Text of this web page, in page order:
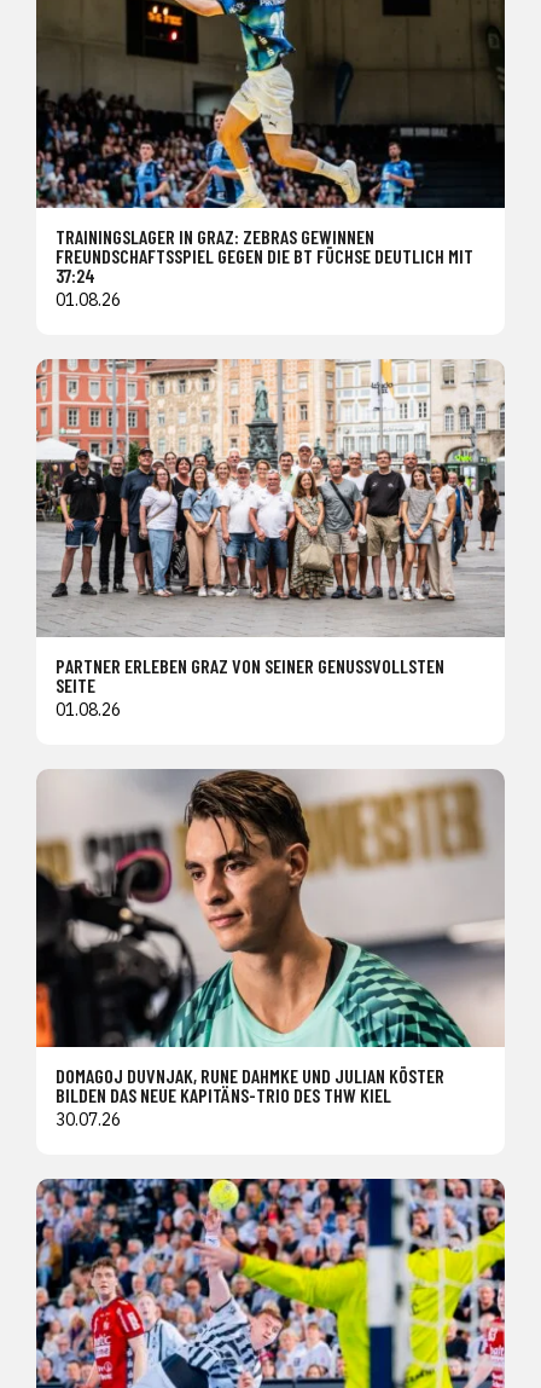
TRAININGSLAGER IN GRAZ: ZEBRAS GEWINNEN
FREUNDSCHAFTSSPIEL GEGEN DIE BT FÜCHSE DEUTLICH MIT
37:24
01.08.26
PARTNER ERLEBEN GRAZ VON SEINER GENUSSVOLLSTEN
SEITE
01.08.26
DOMAGOJ DUVNJAK, RUNE DAHMKE UND JULIAN KÖSTER
BILDEN DAS NEUE KAPITÄNS-TRIO DES THW KIEL
30.07.26